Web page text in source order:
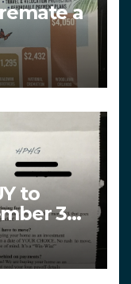
a
to
3